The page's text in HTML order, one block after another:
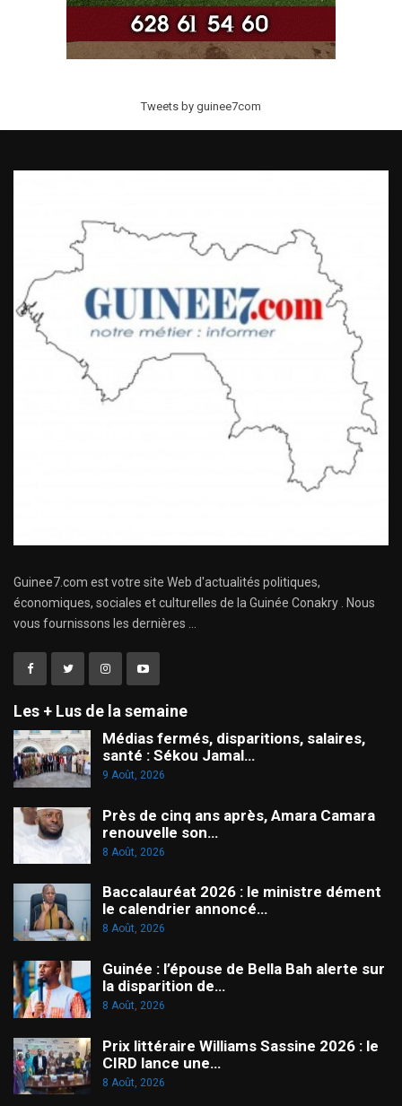
Tweets by guinee7com
Guinee7.com est votre site Web d'actualités politiques,
économiques, sociales et culturelles de la Guinée Conakry . Nous
vous fournissons les dernières ...
Les + Lus de la semaine
Médias fermés, disparitions, salaires,
santé : Sékou Jamal…
9 Août, 2026
Près de cinq ans après, Amara Camara
renouvelle son…
8 Août, 2026
Baccalauréat 2026 : le ministre dément
le calendrier annoncé…
8 Août, 2026
Guinée : l’épouse de Bella Bah alerte sur
la disparition de…
8 Août, 2026
Prix littéraire Williams Sassine 2026 : le
CIRD lance une…
8 Août, 2026